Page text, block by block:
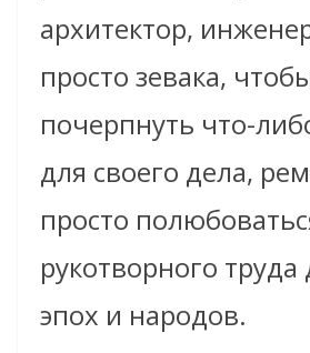
архитектор,
просто зевака,
почерпнуть что-
для своего дела,
просто
рукотворного труда
эпох и народов.